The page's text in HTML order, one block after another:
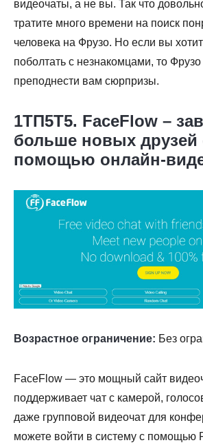
видеочаты, а не вы. Так что
тратите много времени на поиск
человека на Фрузо. Но если вы
поболтать с незнакомцами, то
преподнести вам сюрпризы.
1ТП5Т5. FaceFlow –
больше новых друзей
помощью онлайн-
Возрастное ограничение: Без
FaceFlow — это мощный сайт
поддерживает чат с камерой,
даже групповой видеочат для
можете войти в систему с помощью